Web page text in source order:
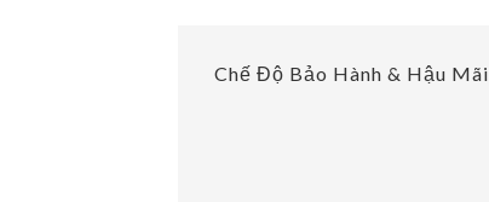
Chế Độ Bảo Hành & Hậu Mãi